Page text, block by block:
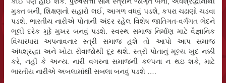
મુક્ત બની, શિક્ષણનો સહારો લઈ, આગળ વધવું પડશે, કપરા ચઢાણો ચડવા
પડશે. ભારતીય નારીએ પોતાની અંદર રહેલ વિશેષ જાતિગત-વર્ગગત ભેદને
ભૂલી દરેક મુદ્દે મુખર બનવું પડશે. સ્વસ્થ સમાજ નિર્માણ માટે વૈજ્ઞાનિક
વિચારધારા અપનાવનાર સ્ત્રી સમાજ હશે તો આપો આપ સમાજ
અંધશ્રદ્ધા અને ખોટા રીવાજોથી દૂર થશે. સ્ત્રી પોતાનું મૂલ્ય ખુદ નક્કી
કરે, નહીં કે અન્ય. નારી વગરના સમાજની કલ્પના ન થઇ શકે, માટે
ભારતીય નારીએ અબલામાંથી સબલા બનવું પડશે ….